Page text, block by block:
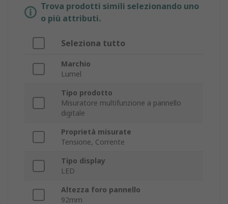
Trova prodotti simili selezionando uno
o più attributi.
Seleziona tutto
Marchio
Lumel
Tipo prodotto
Misuratore multifunzione a pannello
digitale
Proprietà misurate
Tensione, Corrente
Tipo display
LED
Altezza foro pannello
92mm